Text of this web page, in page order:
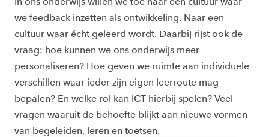
we feedback inzetten als ontwikkeling. Naar een
cultuur waar écht geleerd wordt. Daarbij rijst ook de
vraag: hoe kunnen we ons onderwijs meer
personaliseren? Hoe geven we ruimte aan individuele
verschillen waar ieder zijn eigen leerroute mag
bepalen? En welke rol kan ICT hierbij spelen? Veel
vragen waaruit de behoefte blijkt aan nieuwe vormen
van begeleiden, leren en toetsen.